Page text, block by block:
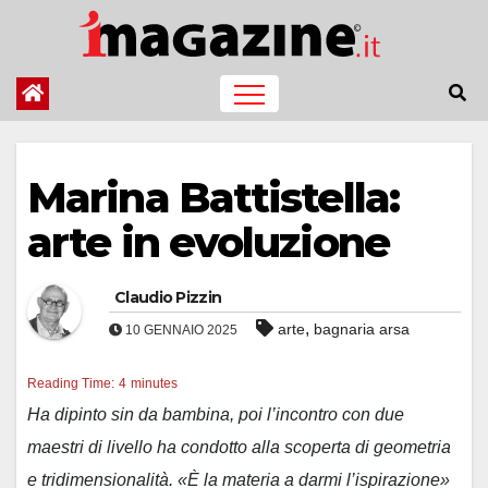
contenuto
Marina Battistella:
arte in evoluzione
Claudio Pizzin
10 GENNAIO 2025 arte, bagnaria arsa
Reading Time: 4 minutes
Ha dipinto sin da bambina, poi l’incontro con due
maestri di livello ha condotto alla scoperta di geometria
e tridimensionalità. «È la materia a darmi l’ispirazione»